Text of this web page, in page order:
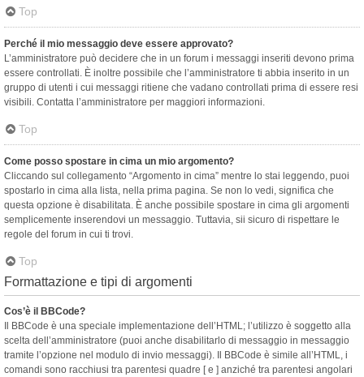
Top
Perché il mio messaggio deve essere approvato?
L’amministratore può decidere che in un forum i messaggi inseriti devono prima
essere controllati. È inoltre possibile che l’amministratore ti abbia inserito in un
gruppo di utenti i cui messaggi ritiene che vadano controllati prima di essere resi
visibili. Contatta l’amministratore per maggiori informazioni.
Top
Come posso spostare in cima un mio argomento?
Cliccando sul collegamento “Argomento in cima” mentre lo stai leggendo, puoi
spostarlo in cima alla lista, nella prima pagina. Se non lo vedi, significa che
questa opzione è disabilitata. È anche possibile spostare in cima gli argomenti
semplicemente inserendovi un messaggio. Tuttavia, sii sicuro di rispettare le
regole del forum in cui ti trovi.
Top
Formattazione e tipi di argomenti
Cos’è il BBCode?
Il BBCode è una speciale implementazione dell’HTML; l’utilizzo è soggetto alla
scelta dell’amministratore (puoi anche disabilitarlo di messaggio in messaggio
tramite l’opzione nel modulo di invio messaggi). Il BBCode è simile all’HTML, i
comandi sono racchiusi tra parentesi quadre [ e ] anziché tra parentesi angolari